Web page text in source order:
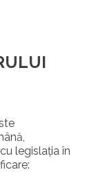
legislația în